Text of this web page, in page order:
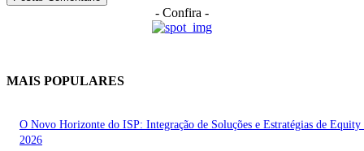
- Confira -
MAIS POPULARES
O Novo Horizonte do ISP: Integração de Soluções e Estratégias de Equity
2026